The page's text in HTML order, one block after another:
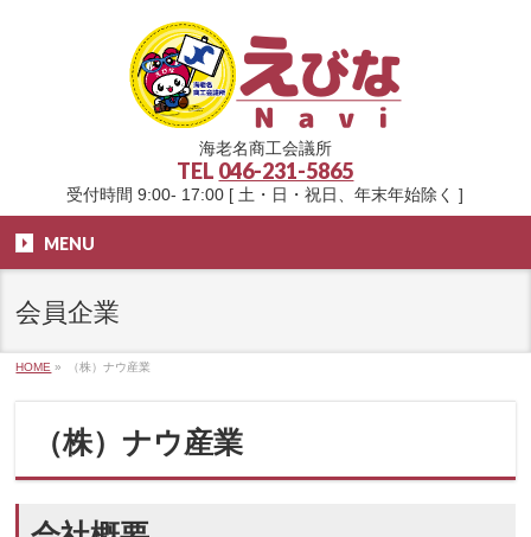
海老名商工会議所
TEL 046-231-5865
受付時間 9:00- 17:00 [ 土・日・祝日、年末年始除く ]
MENU
会員企業
HOME » （株）ナウ産業
（株）ナウ産業